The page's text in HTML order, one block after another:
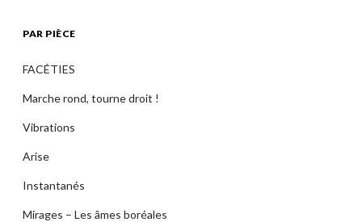
PAR PIÈCE
FACÉTIES
Marche rond, tourne droit !
Vibrations
Arise
Instantanés
Mirages – Les âmes boréales